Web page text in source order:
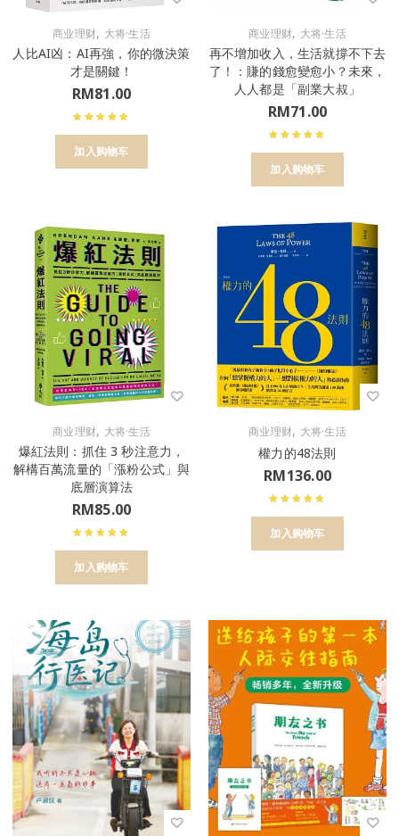
商业理财, 大将·生活
人比AI凶：AI再強，你的微決策
才是關鍵！
RM81.00
加入购物车
商业理财, 大将·生活
再不增加收入，生活就撐不下去
了！：賺的錢愈變愈小？未來，
人人都是「副業大叔」
RM71.00
加入购物车
商业理财, 大将·生活
爆紅法則：抓住 3 秒注意力，
解構百萬流量的「漲粉公式」與
底層演算法
RM85.00
加入购物车
商业理财, 大将·生活
權力的48法則
RM136.00
加入购物车